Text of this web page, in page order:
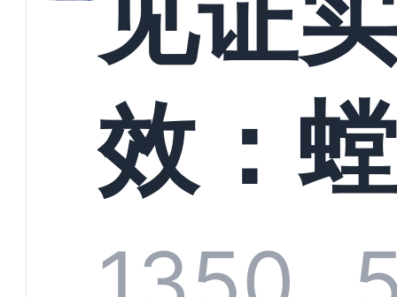
科技
定义
效：